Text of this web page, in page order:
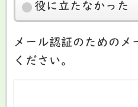
役に立たなかった
メール認証のためのメ
ください。